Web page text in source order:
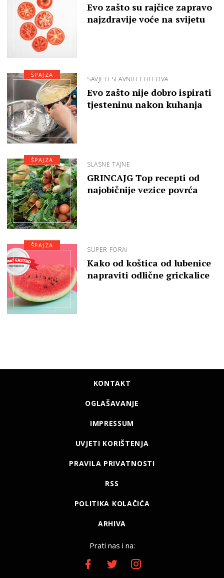
Evo zašto su rajčice zapravo
najzdravije voće na svijetu
SAVJETI SLAVNIH CHEFOVA
Evo zašto nije dobro ispirati
tjesteninu nakon kuhanja
ŠPAJZA
SLASNE TAJNE
GRINCAJG Top recepti od
najobičnije vezice povrća
ŠPAJZA
SUPER FORA!
Kako od koštica od lubenice
napraviti odlične grickalice
ŠPAJZA
KONTAKT
OGLAŠAVANJE
IMPRESSUM
UVJETI KORIŠTENJA
PRAVILA PRIVATNOSTI
RSS
POLITIKA KOLAČIĆA
ARHIVA
Prati nas i na: